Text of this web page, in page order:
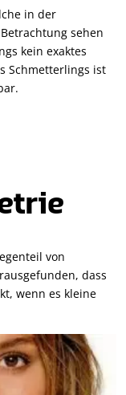
in der
sehen
kein exaktes
Schmetterlings ist
von
dass
wenn es kleine